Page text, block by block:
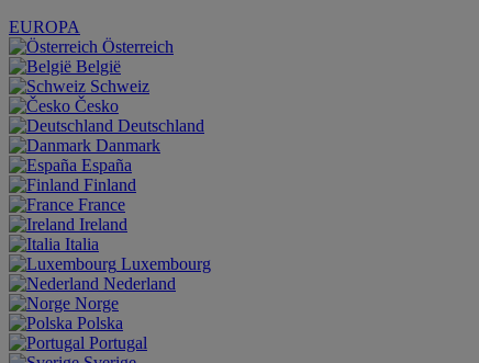
EUROPA
Österreich
België
Schweiz
Česko
Deutschland
Danmark
España
Finland
France
Ireland
Italia
Luxembourg
Nederland
Norge
Polska
Portugal